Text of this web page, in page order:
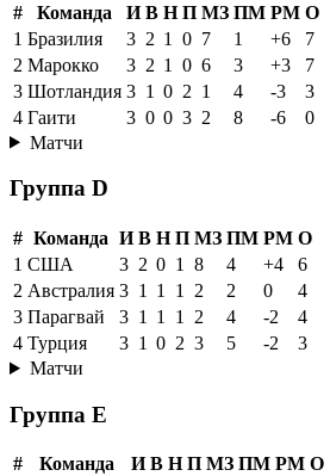
# Команда И В Н П МЗ ПМ РМ О
1 Бразилия 3 2 1 0 7 1 +6
7
2 Марокко 3 2 1 0 6 3 +3
7
3 Шотландия 3 1 0 2 1 4 -3
3
4 Гаити 3 0 0 3 2 8 -6
0
Матчи
Группа D
# Команда И В Н П МЗ ПМ РМ О
1 США 3 2 0 1 8 4 +4
6
2 Австралия 3 1 1 1 2 2 0
4
3 Парагвай 3 1 1 1 2 4 -2
4
4 Турция 3 1 0 2 3 5 -2
3
Матчи
Группа E
# Команда И В Н П МЗ ПМ РМ О